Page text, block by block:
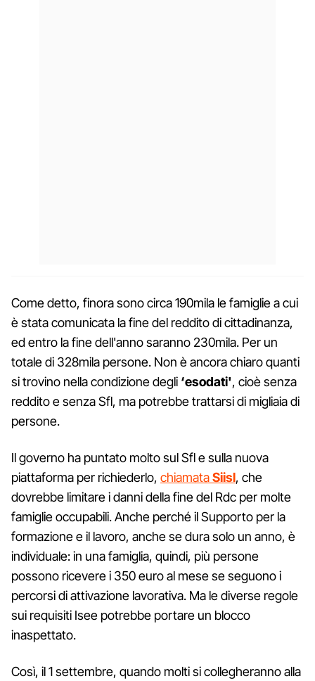
Come detto, finora sono circa 190mila le famiglie a cui
è stata comunicata la fine del reddito di cittadinanza,
ed entro la fine dell'anno saranno 230mila. Per un
totale di 328mila persone. Non è ancora chiaro quanti
si trovino nella condizione degli ‘esodati', cioè senza
reddito e senza Sfl, ma potrebbe trattarsi di migliaia di
persone.
Il governo ha puntato molto sul Sfl e sulla nuova
piattaforma per richiederlo, chiamataSiisl, che
dovrebbe limitare i danni della fine del Rdc per molte
famiglie occupabili. Anche perché il Supporto per la
formazione e il lavoro, anche se dura solo un anno, è
individuale: in una famiglia, quindi, più persone
possono ricevere i 350 euro al mese se seguono i
percorsi di attivazione lavorativa. Ma le diverse regole
sui requisiti Isee potrebbe portare un blocco
inaspettato.
Così, il 1 settembre, quando molti si collegheranno alla